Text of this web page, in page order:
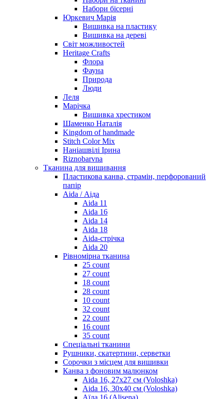
Набори бісерні
Юркевич Марія
Вишивка на пластику
Вишивка на дереві
Світ можливостей
Heritage Crafts
Флора
Фауна
Природа
Люди
Леля
Марічка
Вишивка хрестиком
Шаменко Наталія
Kingdom of handmade
Stitch Color Mix
Наніашвілі Ірина
Riznobarvna
Тканина для вишивання
Пластикова канва, страмін, перфорований
папір
Aida / Аіда
Aida 11
Aida 16
Aida 14
Aida 18
Aida-стрічка
Aida 20
Рівномірна тканина
25 count
27 count
18 count
28 count
10 count
32 count
22 count
16 count
35 count
Спеціальні тканини
Рушники, скатертини, серветки
Сорочки з місцем для вишивки
Канва з фоновим малюнком
Aida 16, 27х27 см (Voloshka)
Aida 16, 30х40 см (Voloshka)
Аїда 16 (Alisena)